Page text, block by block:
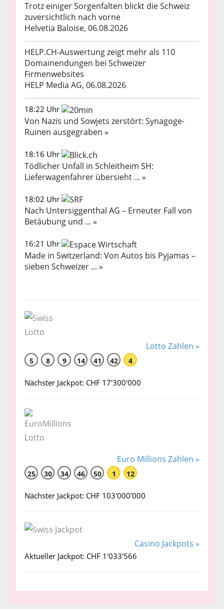
Trotz einiger Sorgenfalten blickt die Schweiz
zuversichtlich nach vorne
Helvetia Baloise, 06.08.2026
HELP.CH-Auswertung zeigt mehr als 110
Domainendungen bei Schweizer
Firmenwebsites
HELP Media AG, 06.08.2026
18:22 Uhr
Von Nazis und Sowjets zerstört: Synagoge-
Ruinen ausgegraben »
18:16 Uhr
Tödlicher Unfall in Schleitheim SH:
Lieferwagenfahrer übersieht ... »
18:02 Uhr
Nach Untersiggenthal AG – Erneuter Fall von
Betäubung und ... »
16:21 Uhr
Made in Switzerland: Von Autos bis Pyjamas –
sieben Schweizer ... »
Lotto Zahlen »
5 8 9 14 41 42 4
Nächster Jackpot: CHF 17'300'000
Euro Millions Zahlen »
25 30 34 46 50 1 12
Nächster Jackpot: CHF 103'000'000
Casino Jackpots »
Aktueller Jackpot: CHF 1'033'566